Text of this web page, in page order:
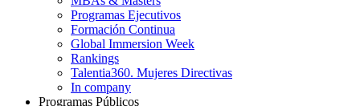
Programas Ejecutivos
Formación Continua
Global Immersion Week
Rankings
Talentia360. Mujeres Directivas
In company
Programas Públicos